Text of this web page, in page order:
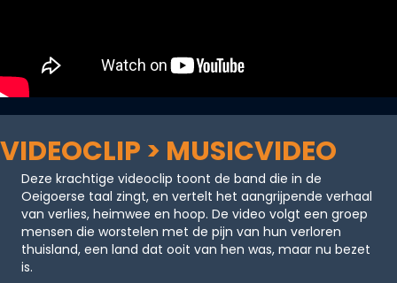
VIDEOCLIP > MUSICVIDEO
Deze krachtige videoclip toont de band die in de
Oeigoerse taal zingt, en vertelt het aangrijpende verhaal
van verlies, heimwee en hoop. De video volgt een groep
mensen die worstelen met de pijn van hun verloren
thuisland, een land dat ooit van hen was, maar nu bezet
is.